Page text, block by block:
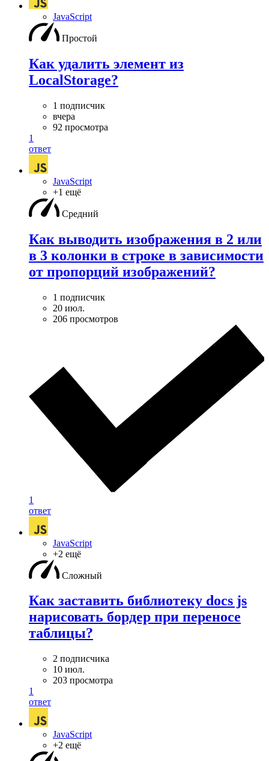
JavaScript
Простой
Как удалить элемент из
LocalStorage?
1 подписчик
вчера
92 просмотра
1
ответ
JavaScript
+1 ещё
Средний
Как выводить изображения в 2 или
в 3 колонки в строке в зависимости
от пропорций изображений?
1 подписчик
20 июл.
206 просмотров
1
ответ
JavaScript
+2 ещё
Сложный
Как заставить библиотеку docs js
нарисовать бордер при переносе
таблицы?
2 подписчика
10 июл.
203 просмотра
1
ответ
JavaScript
+2 ещё